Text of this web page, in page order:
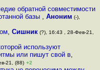
обратной совместимости
базы , Аноним (-),
,Сишник (?), 16:43 , 28-Фев-21,
используют
или пишут свой в,
21, (88) +2